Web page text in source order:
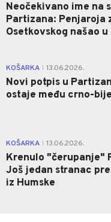
Neočekivano ime na
Partizana: Penjaroja
Osetkovskog našao
KOŠARKA 13.06.2026.
Novi potpis u
ostaje među crno-
KOŠARKA 13.06.2026.
Krenulo "čerupanje"
Još jedan stranac
iz Humske